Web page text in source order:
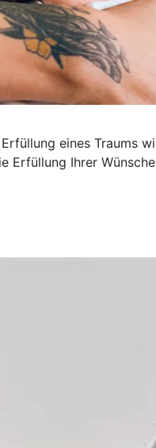
eines Traums
Ihrer